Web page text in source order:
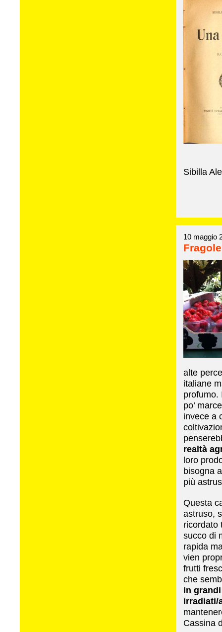
Sibilla
10 maggio
alte
italiane
profumo.
po’
invece a
realtà
loro
bisogna
più
Questa
astruso,
ricordato
succo di
rapida
vien
frutti
che
in
irradiati/
Cassina